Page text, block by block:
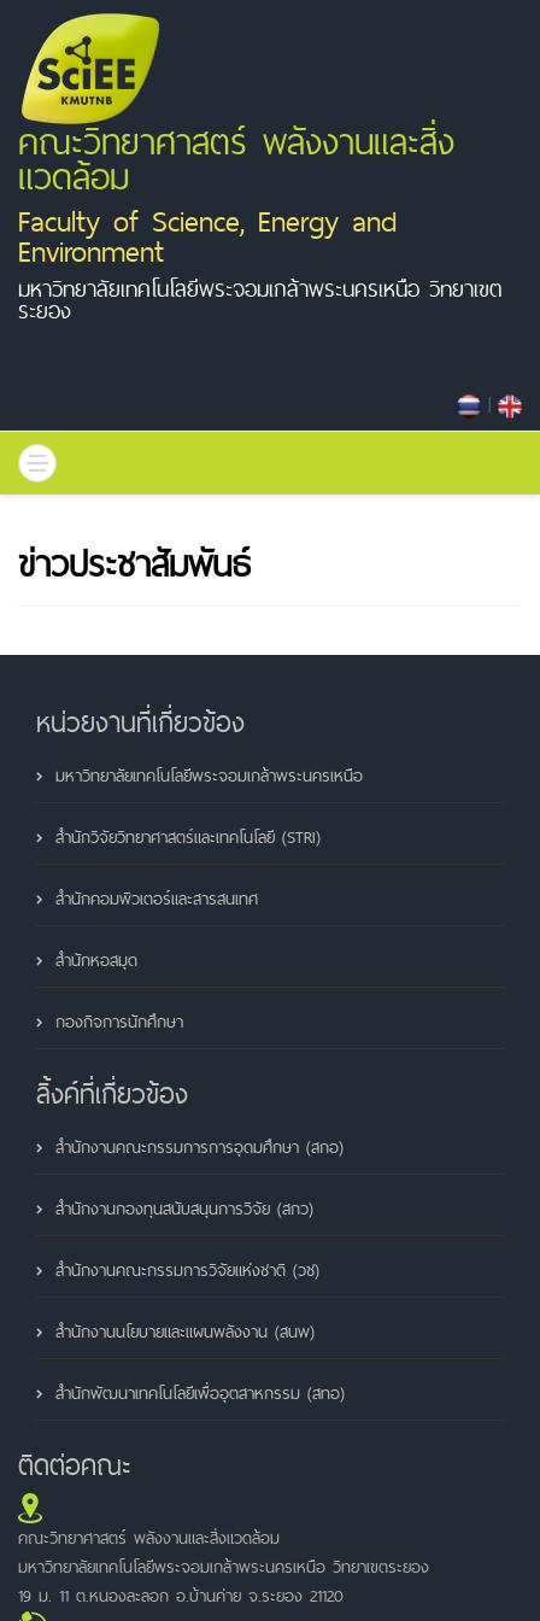
คณะวิทยาศาสตร์ พลังงานและสิ่ง
แวดล้อม
Faculty of Science, Energy and
Environment
มหาวิทยาลัยเทคโนโลยีพระจอมเกล้าพระนครเหนือ วิทยาเขต
ระยอง
|
ข่าวประชาสัมพันธ์
หน่วยงานที่เกี่ยวข้อง
มหาวิทยาลัยเทคโนโลยีพระจอมเกล้าพระนครเหนือ
สำนักวิจัยวิทยาศาสตร์และเทคโนโลยี (STRI)
สำนักคอมพิวเตอร์และสารสนเทศ
สำนักหอสมุด
กองกิจการนักศึกษา
ลิ้งค์ที่เกี่ยวข้อง
สำนักงานคณะกรรมการการอุดมศึกษา (สกอ)
สำนักงานกองทุนสนับสนุนการวิจัย (สกว)
สำนักงานคณะกรรมการวิจัยแห่งชาติ (วช)
สำนักงานนโยบายและแผนพลังงาน (สนพ)
สำนักพัฒนาเทคโนโลยีเพื่ออุตสาหกรรม (สทอ)
ติดต่อคณะ
คณะวิทยาศาสตร์ พลังงานและสิ่งแวดล้อม
มหาวิทยาลัยเทคโนโลยีพระจอมเกล้าพระนครเหนือ วิทยาเขตระยอง
19 ม. 11 ต.หนองละลอก อ.บ้านค่าย จ.ระยอง 21120